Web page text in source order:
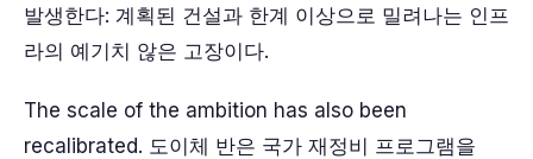
발생한다: 계획된 건설과 한계 이상으로 밀려나는 인프
라의 예기치 않은 고장이다.
The scale of the ambition has also been
recalibrated. 도이체 반은 국가 재정비 프로그램을